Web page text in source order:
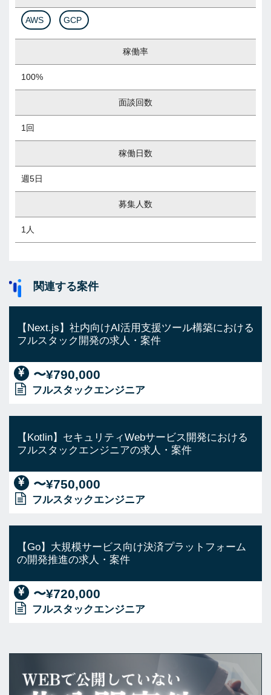
AWS GCP
稼働率
100%
面談回数
1回
稼働日数
週5日
募集人数
1人
関連する案件
【Next.js】社内向けAI活用支援ツール構築における
フルスタック開発の求人・案件
〜¥790,000
フルスタックエンジニア
【Kotlin】セキュリティWebサービス開発における
フルスタックエンジニアの求人・案件
〜¥750,000
フルスタックエンジニア
【Go】大規模サービス向け決済プラットフォーム
の開発推進の求人・案件
〜¥720,000
フルスタックエンジニア